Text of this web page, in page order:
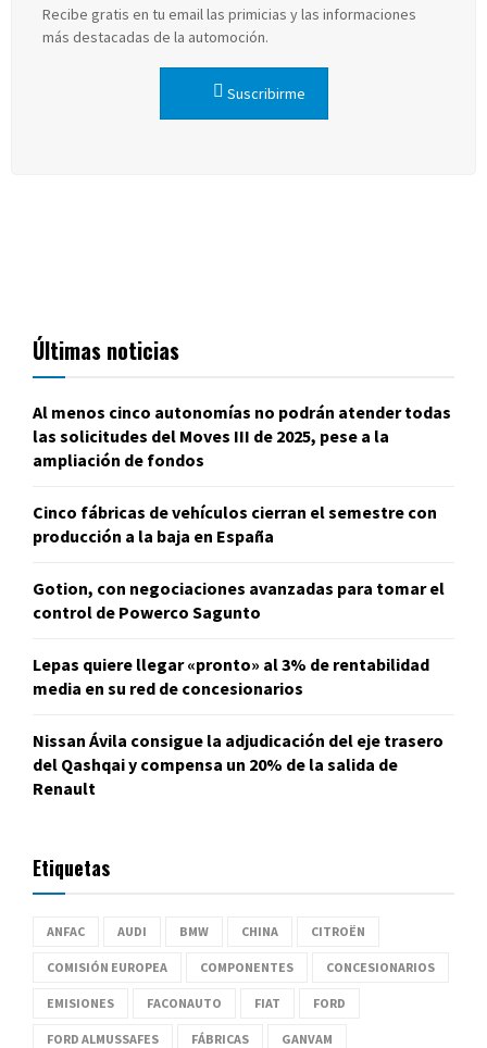
Recibe gratis en tu email las primicias y las informaciones
más destacadas de la automoción.
Suscribirme
Últimas noticias
Al menos cinco autonomías no podrán atender todas
las solicitudes del Moves III de 2025, pese a la
ampliación de fondos
Cinco fábricas de vehículos cierran el semestre con
producción a la baja en España
Gotion, con negociaciones avanzadas para tomar el
control de Powerco Sagunto
Lepas quiere llegar «pronto» al 3% de rentabilidad
media en su red de concesionarios
Nissan Ávila consigue la adjudicación del eje trasero
del Qashqai y compensa un 20% de la salida de
Renault
Etiquetas
ANFAC AUDI BMW CHINA CITROËN
COMISIÓN EUROPEA COMPONENTES CONCESIONARIOS
EMISIONES FACONAUTO FIAT FORD
FORD ALMUSSAFES FÁBRICAS GANVAM